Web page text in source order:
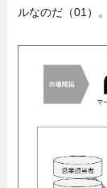
ルなのだ（01）。